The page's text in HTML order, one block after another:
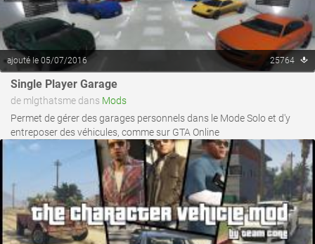
ajouté le 05/07/2016 25764
Single Player Garage
de mlgthatsme dans Mods
Permet de gérer des garages personnels dans le Mode Solo et d'y
entreposer des véhicules, comme sur GTA Online